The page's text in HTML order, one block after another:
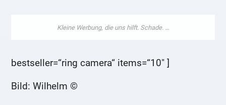
bestseller=“ring camera“ items=“10″ ]
Bild: Wilhelm ©